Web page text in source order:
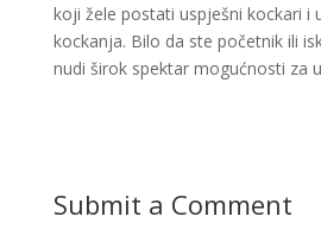
koji žele postati uspješni kockari i
kockanja. Bilo da ste početnik ili
nudi širok spektar mogućnosti za
Submit a Comment